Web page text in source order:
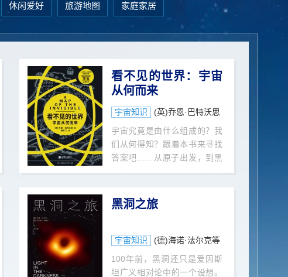
休闲爱好 旅游地图 家庭家居
看不见的世界：宇宙
从何而来
宇宙知识
(英)乔恩·巴特沃思
宇宙究竟是由什么组成的？我
们从何得知？跟着本书来寻找
答案吧……从原子出发，到黑
洞、引力波、暗物质，甚至宇
线，作者用基本粒子解开宇宙
之谜。构成宇宙的基本物质是
领我们揭开它的神秘面纱，一
的尺寸缩小到比原子还小的尺
黑洞之旅
宇宙知识
(德)海诺·法尔克等
100年前，黑洞还只是爱因斯
坦广义相对论中的一个设想。